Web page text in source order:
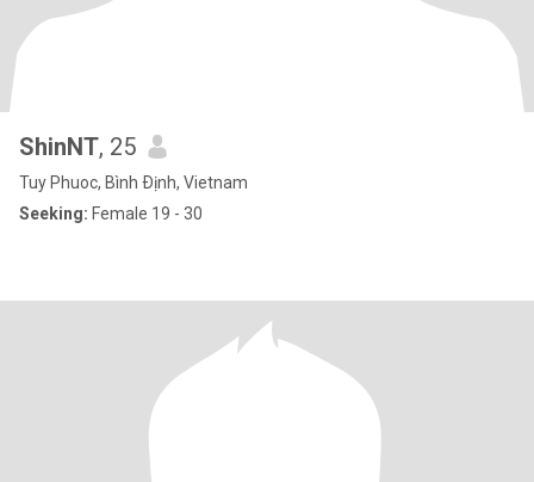
ShinNT, 25
Tuy Phuoc, Bình Ðịnh, Vietnam
Seeking: Female 19 - 30